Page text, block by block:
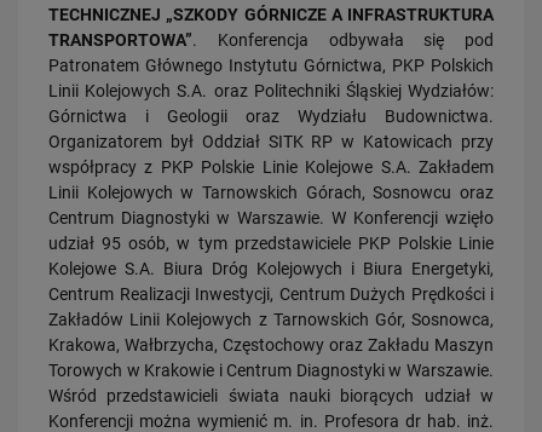
TECHNICZNEJ „SZKODY GÓRNICZE A INFRASTRUKTURA
TRANSPORTOWA”. Konferencja odbywała się pod
Patronatem Głównego Instytutu Górnictwa, PKP Polskich
Linii Kolejowych S.A. oraz Politechniki Śląskiej Wydziałów:
Górnictwa i Geologii oraz Wydziału Budownictwa.
Organizatorem był Oddział SITK RP w Katowicach przy
współpracy z PKP Polskie Linie Kolejowe S.A. Zakładem
Linii Kolejowych w Tarnowskich Górach, Sosnowcu oraz
Centrum Diagnostyki w Warszawie. W Konferencji wzięło
udział 95 osób, w tym przedstawiciele PKP Polskie Linie
Kolejowe S.A. Biura Dróg Kolejowych i Biura Energetyki,
Centrum Realizacji Inwestycji, Centrum Dużych Prędkości i
Zakładów Linii Kolejowych z Tarnowskich Gór, Sosnowca,
Krakowa, Wałbrzycha, Częstochowy oraz Zakładu Maszyn
Torowych w Krakowie i Centrum Diagnostyki w Warszawie.
Wśród przedstawicieli świata nauki biorących udział w
Konferencji można wymienić m. in. Profesora dr hab. inż.
03.08.2026
PRZECZYTAJ
31.07.2026
Dobre zmiany dla mieszkańców Katowic. Gotowy jest ważny wiadukt
drogowy
PRZECZYTAJ